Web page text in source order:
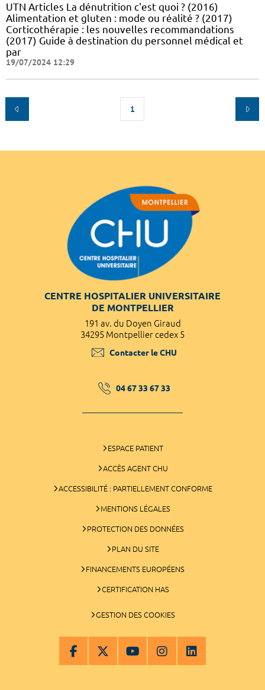
UTN Articles La dénutrition c'est quoi ? (2016)
Alimentation et gluten : mode ou réalité ? (2017)
Corticothérapie : les nouvelles recommandations
(2017) Guide à destination du personnel médical et
par
19/07/2024 12:29
1
CENTRE HOSPITALIER UNIVERSITAIRE
DE MONTPELLIER
191 av. du Doyen Giraud
34295 Montpellier cedex 5
Contacter le CHU
04 67 33 67 33
ESPACE PATIENT
ACCÈS AGENT CHU
ACCESSIBILITÉ : PARTIELLEMENT CONFORME
MENTIONS LÉGALES
PROTECTION DES DONNÉES
PLAN DU SITE
FINANCEMENTS EUROPÉENS
CERTIFICATION HAS
GESTION DES COOKIES